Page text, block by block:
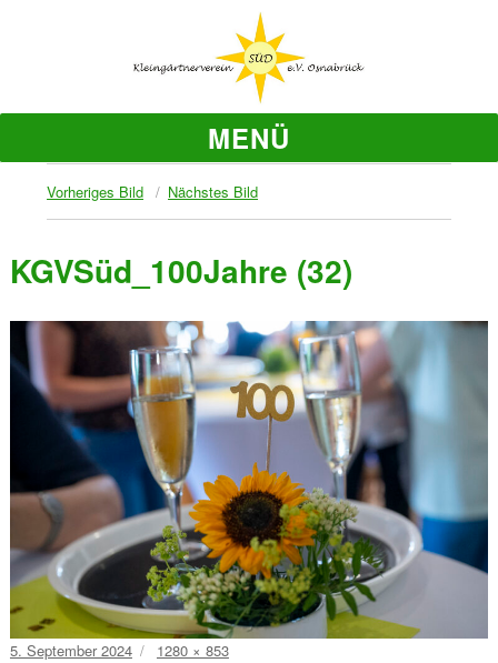
MENÜ
Vorheriges Bild Nächstes Bild
KGVSüd_100Jahre (32)
Veröffentlicht
5. September 2024
Volle
1280 × 853